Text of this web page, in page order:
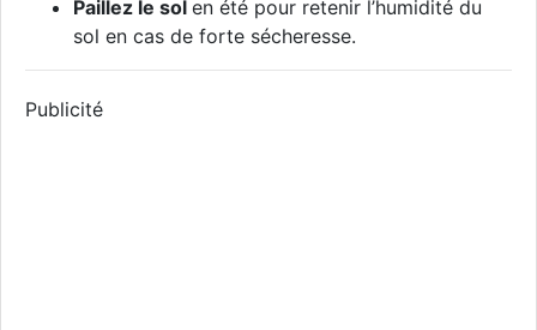
Paillez le sol en été pour retenir l’humidité du
sol en cas de forte sécheresse.
Publicité